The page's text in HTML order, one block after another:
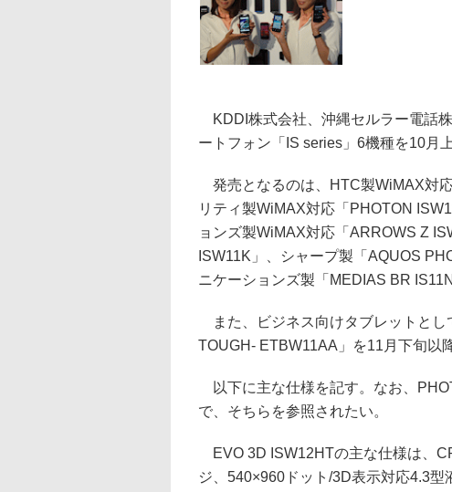
KDDI株式会社、沖縄セルラー電話
ートフォン「IS series」6機種を10月
発売となるのは、HTC製WiMAX対
リティ製WiMAX対応「PHOTON
ョンズ製WiMAX対応「ARROWS Z
ISW11K」、シャープ製「AQUOS
ニケーションズ製「MEDIAS BR IS11N
また、ビジネス向けタブレットとし
TOUGH- ETBW11AA」を11月下旬以
以下に主な仕様を記す。なお、
で、そちらを参照されたい。
EVO 3D ISW12HTの主な仕様は、
ジ、540×960ドット/3D表示対応4.3型